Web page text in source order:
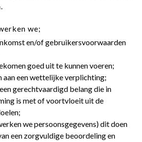
we;
en/of gebruikersvoorwaarden
goed uit te kunnen voeren;
aan een wettelijke verplichting;
gerechtvaardigd belang die in
is met of voortvloeit uit de
we persoonsgegevens) dit doen
een zorgvuldige beoordeling en